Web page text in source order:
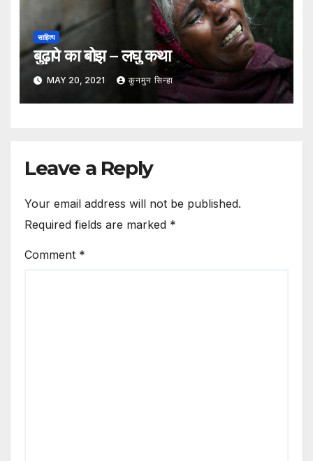
साहित्य
बुढ़ापे का बोझ – लघु कथा
MAY 20, 2021 कुनमुन सिन्हा
Leave a Reply
Your email address will not be published.
Required fields are marked *
Comment *